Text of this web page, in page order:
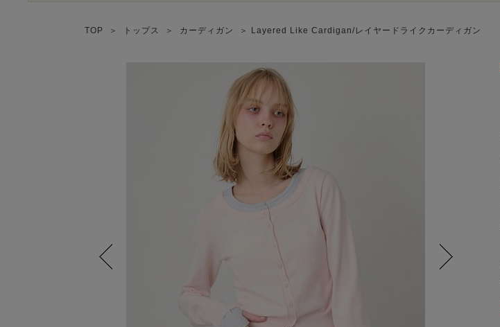
TOP ＞ トップス ＞ カーディガン ＞ Layered Like Cardigan/レイヤードライクカーディガン